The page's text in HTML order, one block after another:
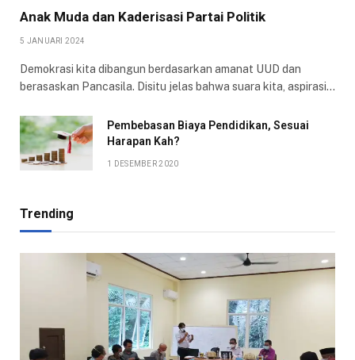
Anak Muda dan Kaderisasi Partai Politik
5 JANUARI 2024
Demokrasi kita dibangun berdasarkan amanat UUD dan
berasaskan Pancasila. Disitu jelas bahwa suara kita, aspirasi…
Pembebasan Biaya Pendidikan, Sesuai
Harapan Kah?
1 DESEMBER 2020
Trending